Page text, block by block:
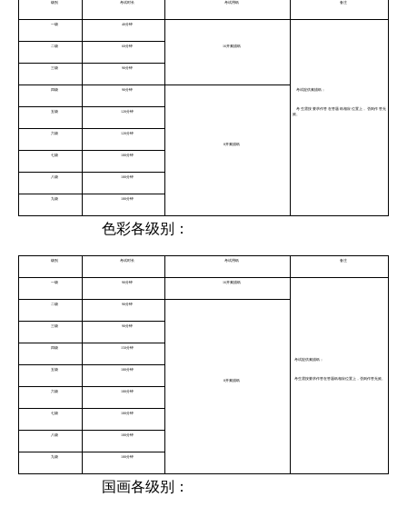
级别 考试时长 考试用纸 备注
一级 40分钟
16开素描纸
考试提供素描纸；
考生需按要求作答在答题纸相应位置上，否则作答无
效。
二级 60分钟
三级 90分钟
四级 90分钟
8开素描纸
五级 120分钟
六级 120分钟
七级 180分钟
八级 180分钟
九级 180分钟
色彩各级别：
级别 考试时长 考试用纸 备注
一级 90分钟 16开素描纸
考试提供素描纸；
考生需按要求作答在答题纸相应位置上，否则作答无效。
二级 90分钟
8开素描纸
三级 90分钟
四级 150分钟
五级 180分钟
六级 180分钟
七级 180分钟
八级 180分钟
九级 180分钟
国画各级别：